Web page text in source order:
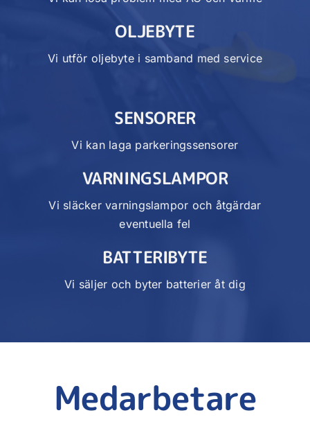
OLJEBYTE
Vi utför oljebyte i samband med service
SENSORER
Vi kan laga parkeringssensorer
VARNINGSLAMPOR
Vi släcker varningslampor och åtgärdar
eventuella fel
BATTERIBYTE
Vi säljer och byter batterier åt dig
Medarbetare